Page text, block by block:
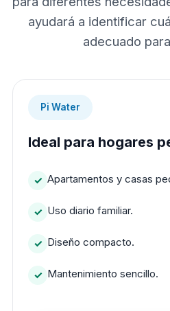
ayudará a identificar
adecuado
Pi Water
Ideal para hogares
Apartamentos y casas
Uso diario familiar.
Diseño compacto.
Mantenimiento sencillo.